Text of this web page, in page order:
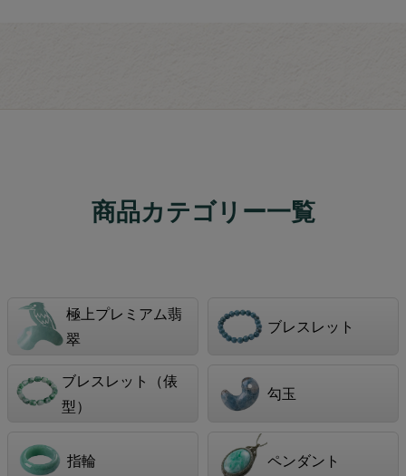
商品カテゴリー一覧
極上プレミアム翡
翠
ブレスレット
ブレスレット（俵
型）
勾玉
指輪 ペンダント